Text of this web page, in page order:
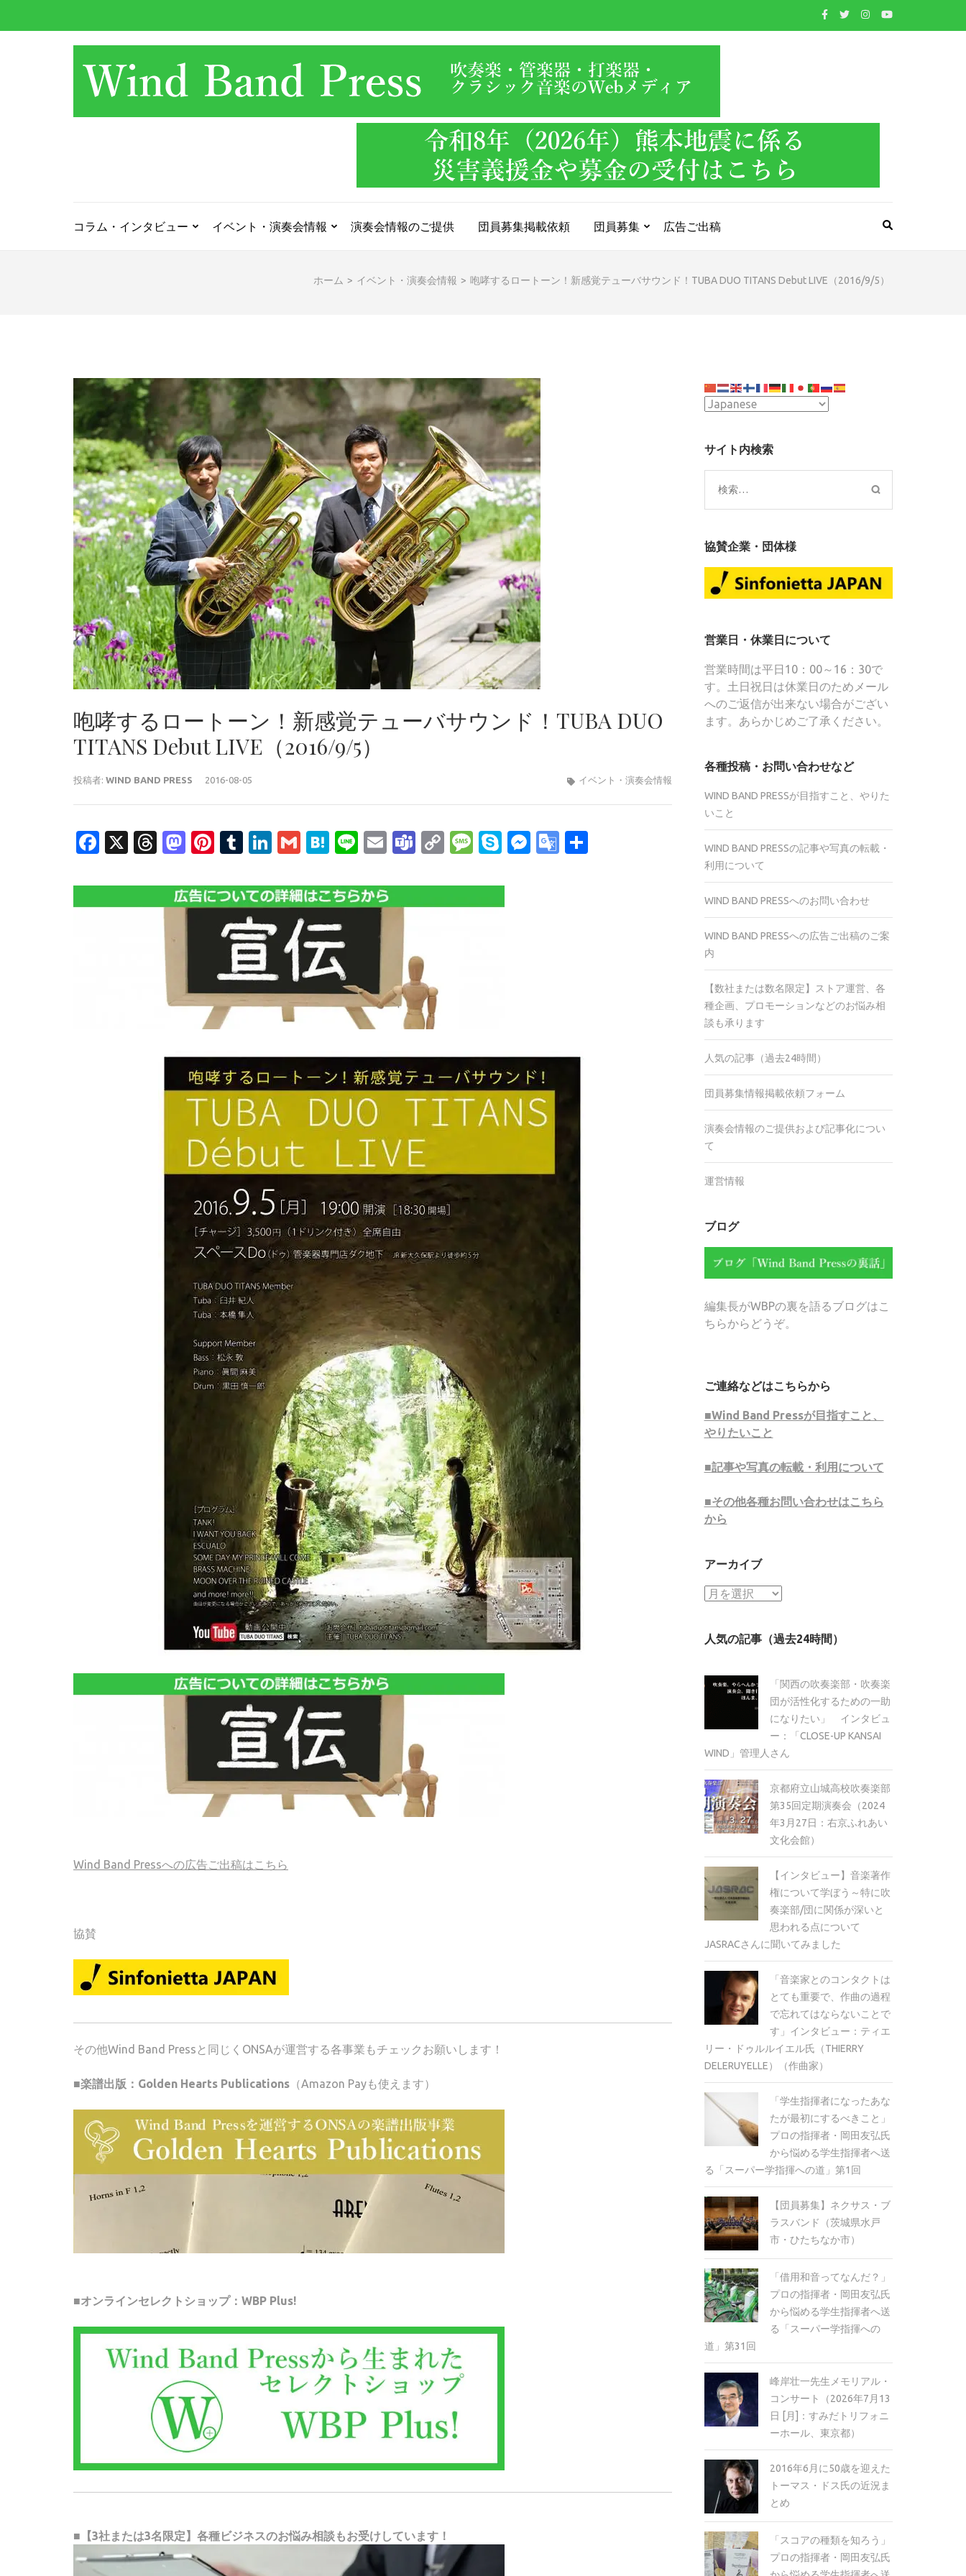
PRESS
コラム・インタビュー イベント・演奏会情報 演奏会情報のご提供 団員募集掲載依頼 団員募集 広告ご出稿
ホーム > イベント・演奏会情報 > 咆哮するロートーン！新感覚テューバサウンド！TUBA DUO TITANS Debut LIVE（2016/9/5）
咆哮するロートーン！新感覚テューバサウンド！TUBA DUO
TITANS Debut LIVE（2016/9/5）
投稿者: WIND BAND PRESS 2016-08-05 イベント・演奏会情報
Facebook
X Threads
Mastodon
Pinterest
Tumblr
LinkedIn
GmailHatena
LineEmailTeams
CopyMessage
SkypeMessenger
Google
Wind Band Pressへの広告ご出稿はこちら
協賛
その他Wind Band Pressと同じくONSAが運営する各事業もチェックお願いします！
■楽譜出版：Golden Hearts Publications （Amazon Payも使えます）
■オンラインセレクトショップ：WBP Plus!
■【3社または3名限定】各種ビジネスのお悩み相談もお受けしています！
サイト内検索
検
索:
協賛企業・団体様
営業日・休業日について
営業時間は平日10：00～16：30で
す。土日祝日は休業日のためメール
へのご返信が出来ない場合がござい
ます。あらかじめご了承ください。
各種投稿・お問い合わせなど
WIND BAND PRESSが目指すこと、やりた
いこと
WIND BAND PRESSの記事や写真の転載・
利用について
WIND BAND PRESSへのお問い合わせ
WIND BAND PRESSへの広告ご出稿のご案
内
【数社または数名限定】ストア運営、各
種企画、プロモーションなどのお悩み相
談も承ります
人気の記事（過去24時間）
団員募集情報掲載依頼フォーム
演奏会情報のご提供および記事化につい
て
運営情報
ブログ
編集長がWBPの裏を語るブログはこ
ちらからどうぞ。
ご連絡などはこちらから
■Wind Band Pressが目指すこと、
やりたいこと
■記事や写真の転載・利用について
■その他各種お問い合わせはこちら
から
アーカイブ
ア
イ
人気の記事（過去24時間）
「関西の吹奏楽部・吹奏楽
団が活性化するための一助
になりたい」 インタビュ
ー：「CLOSE-UP KANSAI
WIND」管理人さん
京都府立山城高校吹奏楽部
第35回定期演奏会（2024
年3月27日：右京ふれあい
文化会館）
【インタビュー】音楽著作
権について学ぼう～特に吹
奏楽部/団に関係が深いと
思われる点について
JASRACさんに聞いてみました
「音楽家とのコンタクトは
とても重要で、作曲の過程
で忘れてはならないことで
す」インタビュー：ティエ
リー・ドゥルルイエル氏（THIERRY
DELERUYELLE）（作曲家）
「学生指揮者になったあな
たが最初にするべきこと」
プロの指揮者・岡田友弘氏
から悩める学生指揮者へ送
る「スーパー学指揮への道」第1回
【団員募集】ネクサス・ブ
ラスバンド（茨城県水戸
市・ひたちなか市）
「借用和音ってなんだ？」
プロの指揮者・岡田友弘氏
から悩める学生指揮者へ送
る「スーパー学指揮への
道」第31回
峰岸壮一先生メモリアル・
コンサート（2026年7月13
日 [月]：すみだトリフォニ
ーホール、東京都）
2016年6月に50歳を迎えた
トーマス・ドス氏の近況ま
とめ
「スコアの種類を知ろう」
プロの指揮者・岡田友弘氏